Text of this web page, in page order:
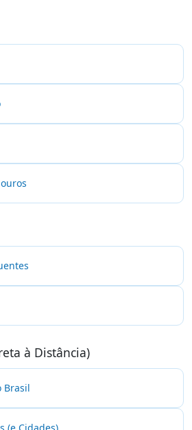
à Distância)
Brasil